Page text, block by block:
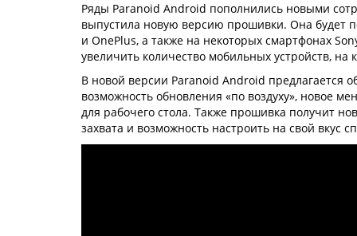
Ряды Paranoid Android пополнились новыми
выпустила новую версию прошивки. Она будет
и OnePlus, а также на некоторых смартфонах
увеличить количество мобильных устройств, на
В новой версии Paranoid Android предлагается
возможность обновления «по воздуху», новое
для рабочего стола. Также прошивка получит
захвата и возможность настроить на свой вкус